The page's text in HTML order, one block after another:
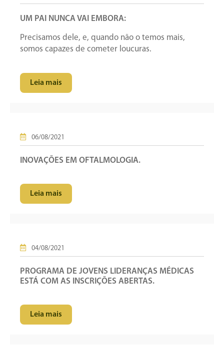
UM PAI NUNCA VAI EMBORA:
Precisamos dele, e, quando não o temos mais,
somos capazes de cometer loucuras.
Leia mais
06/08/2021
INOVAÇÕES EM OFTALMOLOGIA.
Leia mais
04/08/2021
PROGRAMA DE JOVENS LIDERANÇAS MÉDICAS
ESTÁ COM AS INSCRIÇÕES ABERTAS.
Leia mais